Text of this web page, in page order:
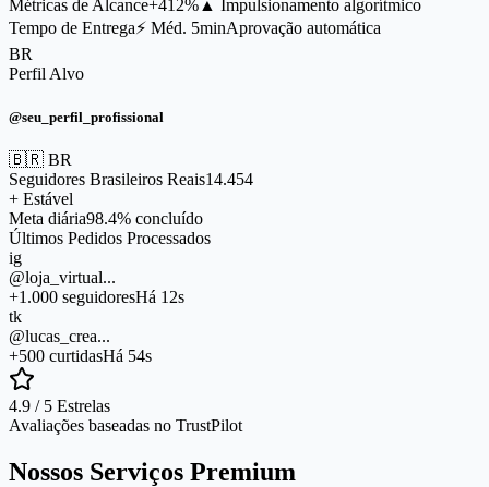
Métricas de Alcance+412% ▲ Impulsionamento algorítmico
Tempo de Entrega⚡ Méd. 5minAprovação automática
BR
Perfil Alvo
@seu_perfil_profissional
🇧🇷 BR
Seguidores Brasileiros Reais14.454
+ Estável
Meta diária98.4% concluído
Últimos Pedidos Processados
ig
@loja_virtual...
+1.000 seguidoresHá 12s
tk
@lucas_crea...
+500 curtidasHá 54s
4.9 / 5 Estrelas
Avaliações baseadas no TrustPilot
Nossos Serviços Premium